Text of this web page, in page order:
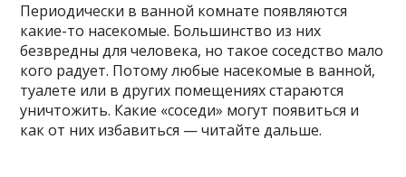
Периодически в ванной комнате появляются
какие-то насекомые. Большинство из них
безвредны для человека, но такое соседство мало
кого радует. Потому любые насекомые в ванной,
туалете или в других помещениях стараются
уничтожить. Какие «соседи» могут появиться и
как от них избавиться — читайте дальше.